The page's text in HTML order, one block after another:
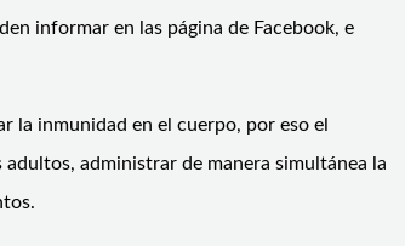
informar en las página de Facebook, e
la inmunidad en el cuerpo, por eso el
adultos, administrar de manera simultánea la